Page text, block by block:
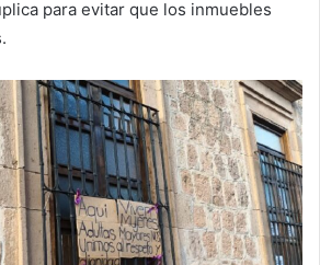
para evitar que los inmuebles